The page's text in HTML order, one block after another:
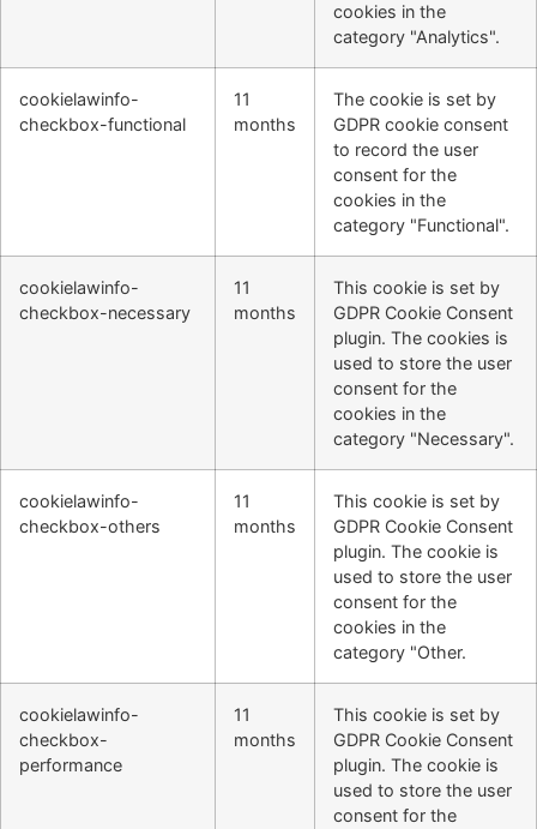
cookies in the
category "Analytics".
cookielawinfo-
checkbox-functional
11
months
The cookie is set by
GDPR cookie consent
to record the user
consent for the
cookies in the
category "Functional".
cookielawinfo-
checkbox-necessary
11
months
This cookie is set by
GDPR Cookie Consent
plugin. The cookies is
used to store the user
consent for the
cookies in the
category "Necessary".
cookielawinfo-
checkbox-others
11
months
This cookie is set by
GDPR Cookie Consent
plugin. The cookie is
used to store the user
consent for the
cookies in the
category "Other.
cookielawinfo-
checkbox-
performance
11
months
This cookie is set by
GDPR Cookie Consent
plugin. The cookie is
used to store the user
consent for the